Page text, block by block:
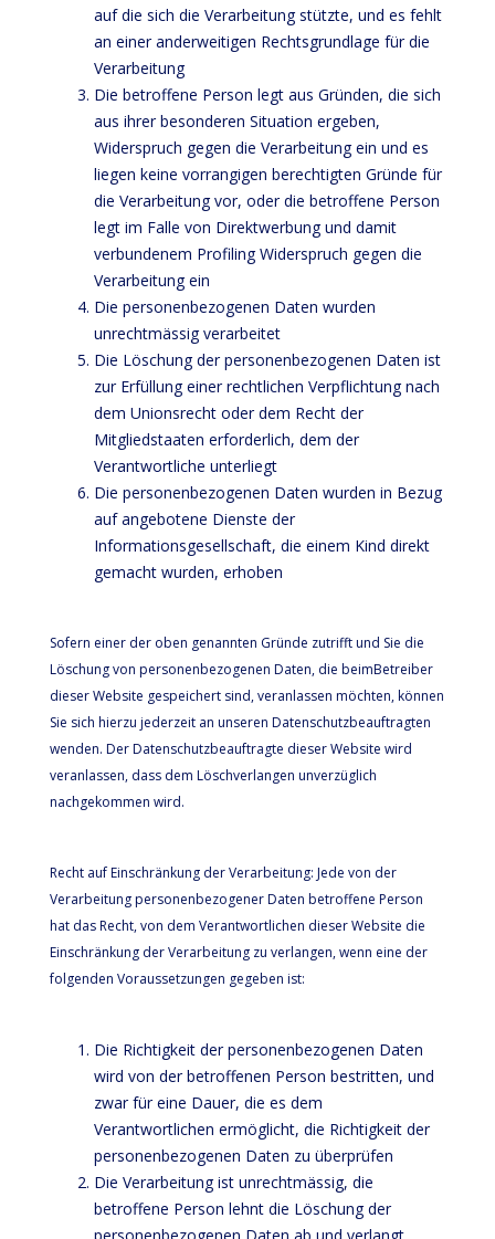
auf die sich die Verarbeitung stützte, und es fehlt
an einer anderweitigen Rechtsgrundlage für die
Verarbeitung
Die betroffene Person legt aus Gründen, die sich
aus ihrer besonderen Situation ergeben,
Widerspruch gegen die Verarbeitung ein und es
liegen keine vorrangigen berechtigten Gründe für
die Verarbeitung vor, oder die betroffene Person
legt im Falle von Direktwerbung und damit
verbundenem Profiling Widerspruch gegen die
Verarbeitung ein
Die personenbezogenen Daten wurden
unrechtmässig verarbeitet
Die Löschung der personenbezogenen Daten ist
zur Erfüllung einer rechtlichen Verpflichtung nach
dem Unionsrecht oder dem Recht der
Mitgliedstaaten erforderlich, dem der
Verantwortliche unterliegt
Die personenbezogenen Daten wurden in Bezug
auf angebotene Dienste der
Informationsgesellschaft, die einem Kind direkt
gemacht wurden, erhoben
Sofern einer der oben genannten Gründe zutrifft und Sie die
Löschung von personenbezogenen Daten, die beimBetreiber
dieser Website gespeichert sind, veranlassen möchten, können
Sie sich hierzu jederzeit an unseren Datenschutzbeauftragten
wenden. Der Datenschutzbeauftragte dieser Website wird
veranlassen, dass dem Löschverlangen unverzüglich
nachgekommen wird.
Recht auf Einschränkung der Verarbeitung: Jede von der
Verarbeitung personenbezogener Daten betroffene Person
hat das Recht, von dem Verantwortlichen dieser Website die
Einschränkung der Verarbeitung zu verlangen, wenn eine der
folgenden Voraussetzungen gegeben ist:
Die Richtigkeit der personenbezogenen Daten
wird von der betroffenen Person bestritten, und
zwar für eine Dauer, die es dem
Verantwortlichen ermöglicht, die Richtigkeit der
personenbezogenen Daten zu überprüfen
Die Verarbeitung ist unrechtmässig, die
betroffene Person lehnt die Löschung der